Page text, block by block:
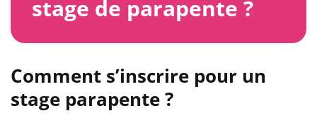
stage de parapente ?
Comment s’inscrire pour un
stage parapente ?